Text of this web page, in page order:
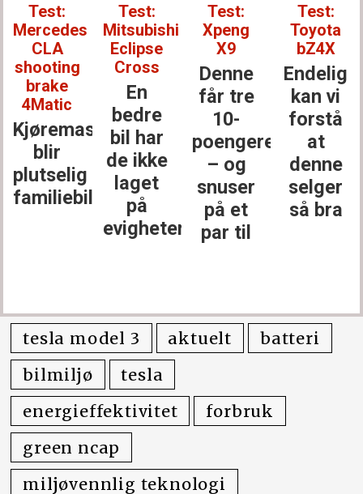
Test:
Mercedes
CLA
shooting
brake
4Matic
Kjøremaskinen
blir
plutselig
familiebil
Test:
Mitsubishi
Eclipse
Cross
En
bedre
bil har
de ikke
laget
på
evigheter
Test:
Xpeng
X9
Denne
får tre
10-
poengere
– og
snuser
på et
par til
Test:
Toyota
bZ4X
Endelig
kan vi
forstå
at
denne
selger
så bra
tesla model 3 aktuelt
batteri
bilmiljø
tesla
energieffektivitet
forbruk
green ncap
miljøvennlig teknologi